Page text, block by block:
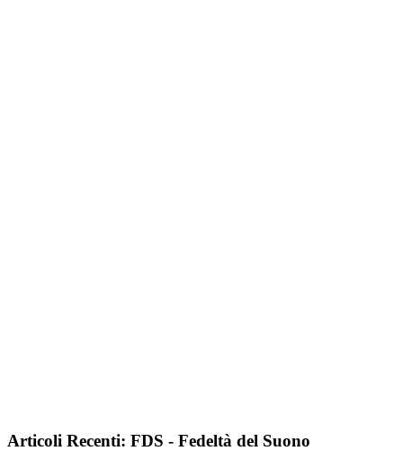
Articoli Recenti: FDS - Fedeltà del Suono